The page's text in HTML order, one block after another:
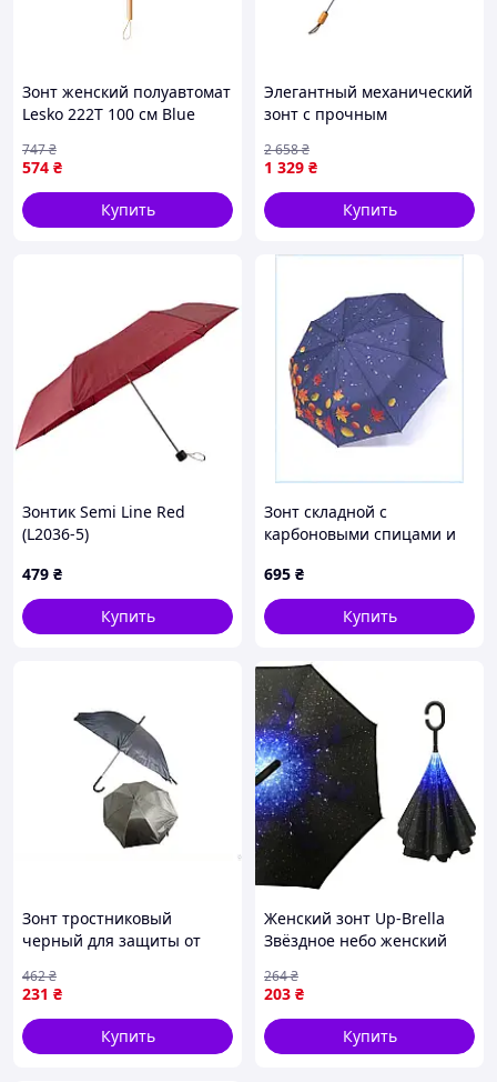
Зонт женский полуавтомат
Lesko 222T 100 см Blue
574 ₴
747₴
Купить
Элегантный механический
зонт с прочным
покрытием и стильным
принтом черного цвета
диаметром 99 см
1 329 ₴
2 658₴
Купить
Зонтик Semi Line Red
(L2036-5)
479 ₴
Купить
Зонт складной с
карбоновыми спицами и
8722PB067
695 ₴
Купить
Зонт тростниковый
черный для защиты от
модель К602
231 ₴
462₴
Купить
Женский зонт Up-Brella
Звёздное небо женский
203 ₴
264₴
Купить